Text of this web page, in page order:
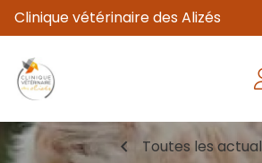
Clinique vétérinaire des Alizés
chevron_left Toutes les